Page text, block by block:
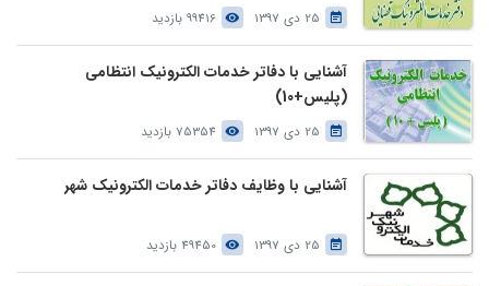
25 دی 1397 99416 بازدید
آشنایی با دفاتر خدمات الکترونیک انتظامی
(پلیس+10)
25 دی 1397 75354 بازدید
آشنایی با وظایف دفاتر خدمات الکترونیک شهر
25 دی 1397 49450 بازدید